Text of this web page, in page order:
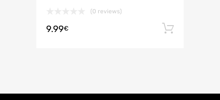
(0 reviews)
9.99€